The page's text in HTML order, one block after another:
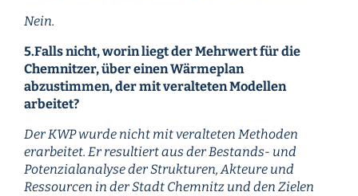
Nein.
5.Falls nicht, worin liegt der Mehrwert für die
Chemnitzer, über einen Wärmeplan
abzustimmen, der mit veralteten Modellen
arbeitet?
Der KWP wurde nicht mit veralteten Methoden
erarbeitet. Er resultiert aus der Bestands- und
Potenzialanalyse der Strukturen, Akteure und
Ressourcen in der Stadt Chemnitz und den Zielen